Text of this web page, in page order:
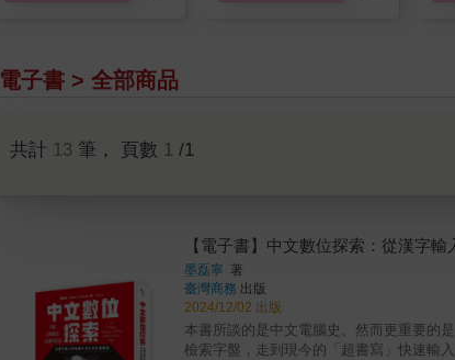
電子書 > 全部商品
共計 13 筆， 頁數 1 /1
【電子書】中文數位探索：從漢字
墨磊寧 著
臺灣商務 出版
2024/12/02 出版
本書所談的是中文電腦史。然而更重要的
檢索字盤，走到現今的「超書寫」快速輸入